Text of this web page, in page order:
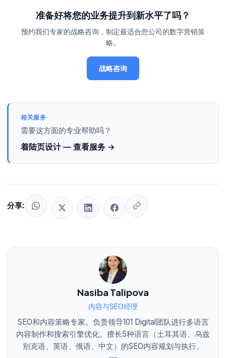
准备好将您的业务提升到新水平了吗？
预约我们专家的战略咨询，制定最适合您公司的数字营销策
略。
战略咨询
相关服务
需要这方面的专业帮助吗？
着陆页设计 — 查看服务 →
分享:
Nasiba Talipova
内容与SEO经理
SEO和内容策略专家。负责领导101 Digital团队进行多语言
内容制作和搜索引擎优化。擅长5种语言（土耳其语、乌兹
别克语、英语、俄语、中文）的SEO内容规划与执行。